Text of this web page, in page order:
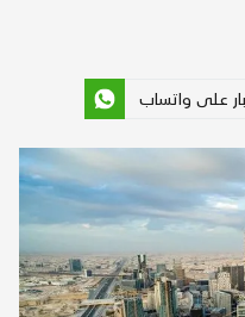
على واتساب